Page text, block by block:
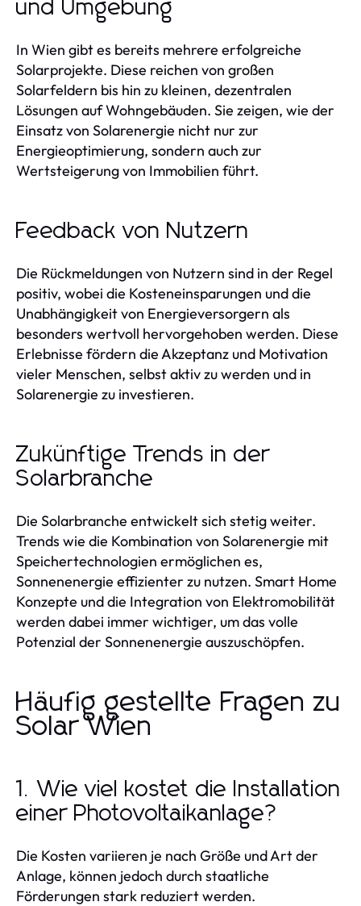
und Umgebung
In Wien gibt es bereits mehrere erfolgreiche
Solarprojekte. Diese reichen von großen
Solarfeldern bis hin zu kleinen, dezentralen
Lösungen auf Wohngebäuden. Sie zeigen, wie der
Einsatz von Solarenergie nicht nur zur
Energieoptimierung, sondern auch zur
Wertsteigerung von Immobilien führt.
Feedback von Nutzern
Die Rückmeldungen von Nutzern sind in der Regel
positiv, wobei die Kosteneinsparungen und die
Unabhängigkeit von Energieversorgern als
besonders wertvoll hervorgehoben werden. Diese
Erlebnisse fördern die Akzeptanz und Motivation
vieler Menschen, selbst aktiv zu werden und in
Solarenergie zu investieren.
Zukünftige Trends in der
Solarbranche
Die Solarbranche entwickelt sich stetig weiter.
Trends wie die Kombination von Solarenergie mit
Speichertechnologien ermöglichen es,
Sonnenenergie effizienter zu nutzen. Smart Home
Konzepte und die Integration von Elektromobilität
werden dabei immer wichtiger, um das volle
Potenzial der Sonnenenergie auszuschöpfen.
Häufig gestellte Fragen zu
Solar Wien
1. Wie viel kostet die Installation
einer Photovoltaikanlage?
Die Kosten variieren je nach Größe und Art der
Anlage, können jedoch durch staatliche
Förderungen stark reduziert werden.